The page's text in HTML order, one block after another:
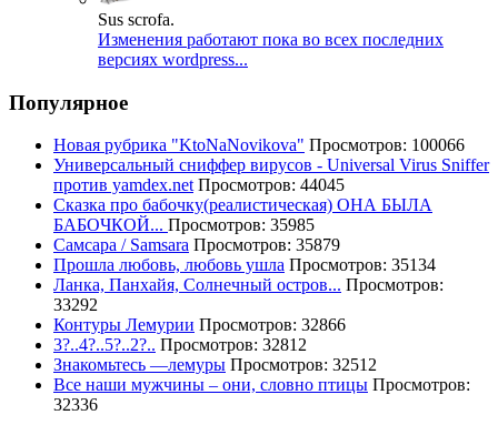
Sus scrofa.
Изменения работают пока во всех последних
версиях wordpress...
Популярное
Новая рубрика "KtoNaNovikova" Просмотров: 100066
Универсальный сниффер вирусов - Universal Virus Sniffer
против yamdex.net Просмотров: 44045
Сказка про бабочку(реалистическая) ОНА БЫЛА
БАБОЧКОЙ... Просмотров: 35985
Самсара / Samsara Просмотров: 35879
Прошла любовь, любовь ушла Просмотров: 35134
Ланка, Панхайя, Солнечный остров... Просмотров:
33292
Контуры Лемурии Просмотров: 32866
3?..4?..5?..2?.. Просмотров: 32812
Знакомьтесь —лемуры Просмотров: 32512
Все наши мужчины – они, словно птицы Просмотров:
32336